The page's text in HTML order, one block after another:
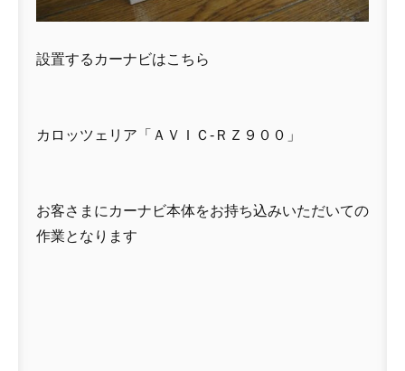
設置するカーナビはこちら
カロッツェリア「ＡＶＩＣ-ＲＺ９００」
お客さまにカーナビ本体をお持ち込みいただいての
作業となります